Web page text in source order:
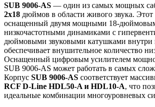
SUB 9006-AS — один из самых мощных
2x18 дюймов в области живого звука. Этот
оснащенный двумя мощными 18-
низкочастотными динамиками с
дюймовыми звуковыми катушками внутри
обеспечивает внушительное количество
Оснащенный цифровым усилителем
SUB 9006-AS может работать в самых
Корпус SUB 9006-AS соответствует
RCF D-Line HDL50-A и HDL10-A, что
идеальные комбинации многоуровневых